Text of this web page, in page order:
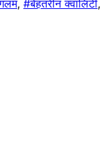
, #बेहतरीन क्वालिटी,